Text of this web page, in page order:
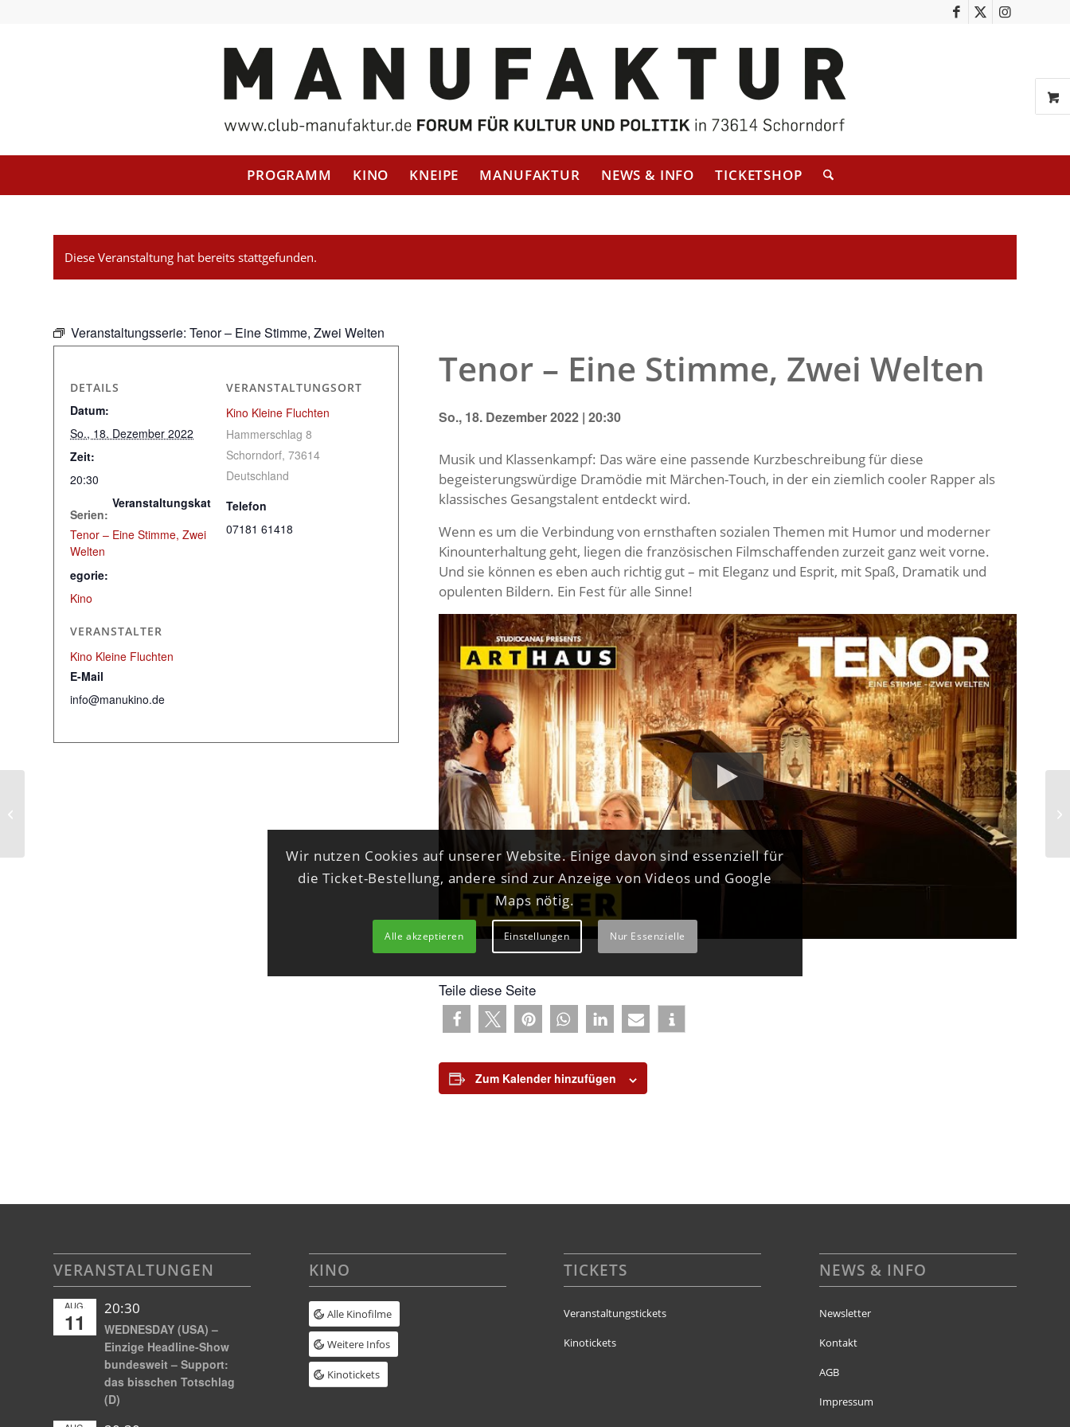
PROGRAMM KINO KNEIPE MANUFAKTUR NEWS & INFO TICKETSHOP
Diese Veranstaltung hat bereits stattgefunden.
Veranstaltungsserie: Tenor – Eine Stimme, Zwei Welten
Tenor – Eine Stimme, Zwei Welten
So., 18. Dezember 2022 | 20:30
Musik und Klassenkampf: Das wäre eine passende Kurzbeschreibung für diese
begeisterungswürdige Dramödie mit Märchen-Touch, in der ein ziemlich cooler Rapper als
klassisches Gesangstalent entdeckt wird.
Wenn es um die Verbindung von ernsthaften sozialen Themen mit Humor und moderner
Kinounterhaltung geht, liegen die französischen Filmschaffenden zurzeit ganz weit vorne.
Und sie können es eben auch richtig gut – mit Eleganz und Esprit, mit Spaß, Dramatik und
opulenten Bildern. Ein Fest für alle Sinne!
Teile diese Seite
Zum Kalender hinzufügen
DETAILS
Datum:
So., 18. Dezember 2022
Zeit:
20:30
Serien:
Tenor – Eine Stimme, Zwei
Welten
Veranstaltungskat
egorie:
Kino
VERANSTALTUNGSORT
Kino Kleine Fluchten
Hammerschlag 8
Schorndorf, 73614
Deutschland
Telefon
07181 61418
VERANSTALTER
Kino Kleine Fluchten
E-Mail
info@manukino.de
VERANSTALTUNGEN
AUG.
11
20:30
WEDNESDAY (USA) –
Einzige Headline-Show
bundesweit – Support:
das bisschen Totschlag
(D)
KINO
Alle Kinofilme
Weitere Infos
Kinotickets
TICKETS
Veranstaltungstickets
Kinotickets
NEWS & INFO
Newsletter
Kontakt
AGB
Impressum
Wir nutzen Cookies auf unserer Website. Einige davon sind essenziell für
die Ticket-Bestellung, andere sind zur Anzeige von Videos und Google
Maps nötig.
Alle akzeptieren Einstellungen Nur Essenzielle